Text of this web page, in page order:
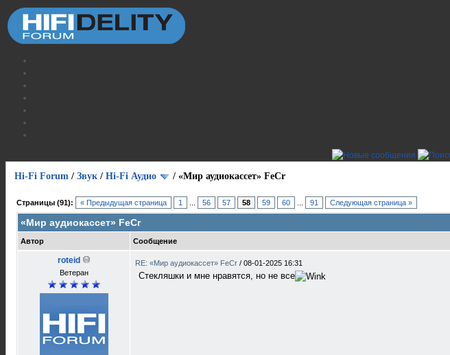
Hi-Fi Forum / Звук / Hi-Fi Аудио / «Мир аудиокассет» FeCr
Страницы (91): « Предыдущая страница 1 56 57 58 59 60 91 Следующая страница »
«Мир аудиокассет» FeCr
Автор Сообщение
roteid
Ветеран
RE: «Мир аудиокассет» FeCr / 08-01-2025 16:31
Стекляшки и мне нравятся, но не все